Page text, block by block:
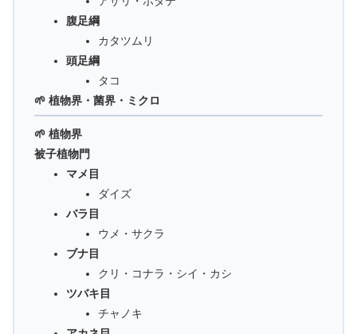
腹足綱
カタツムリ
頭足綱
タコ
🌱 植物界・菌界・ミクロ
🌱 植物界
被子植物門
マメ目
ダイズ
バラ目
ウメ・サクラ
ブナ目
クリ・コナラ・シイ・カシ
ツバキ目
チャノキ